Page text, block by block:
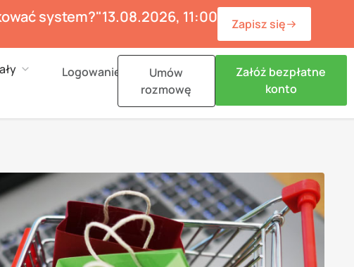
system?"13.08.2026, 11:00 Zapisz się
Open Materiały
Logowanie
Umów
rozmowę
Załóż bezpłatne
konto